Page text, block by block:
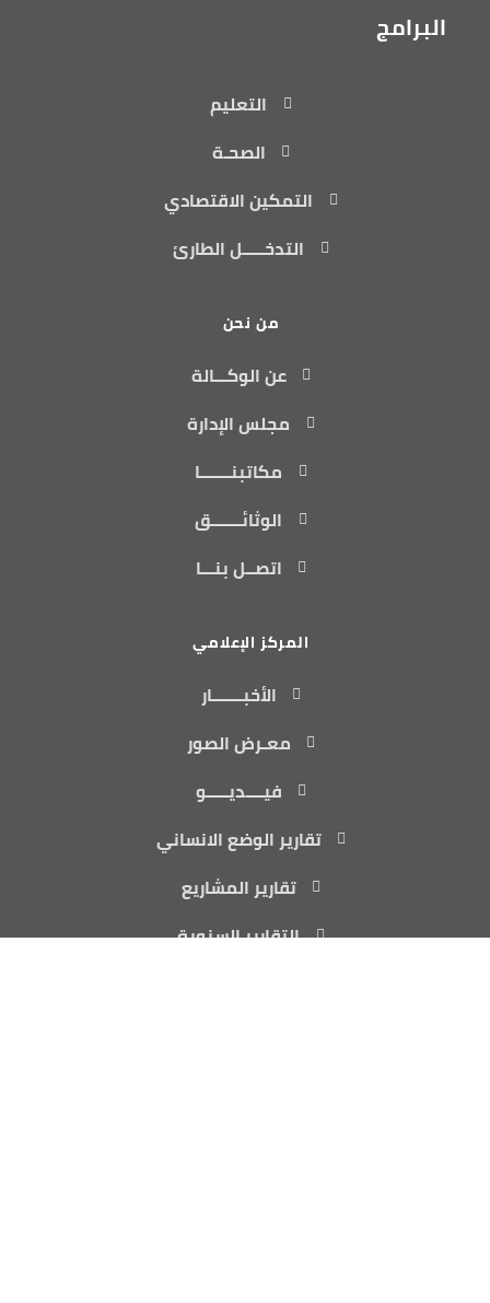
البرامج
التعليم
الصحـة
التمكين الاقتصادي
التدخـــــل الطارئ
من نحن
عن الوكـــالة
مجلس الإدارة
مكاتبنـــــــا
الوثائـــــــق
اتصــل بنـــا
المركز الإعلامي
الأخبـــــــار
معـرض الصور
فيــــديـــــو
تقارير الوضع الانساني
تقارير المشاريع
التقارير السنوية